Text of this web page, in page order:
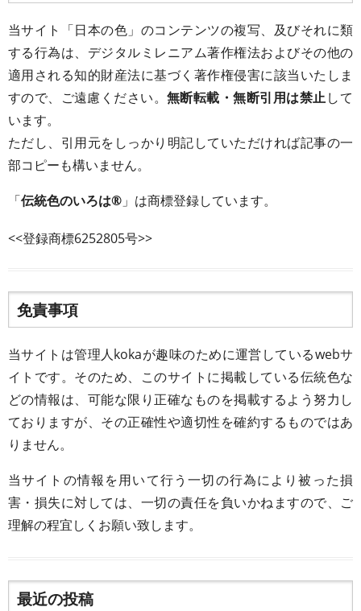
当サイト「日本の色」のコンテンツの複写、及びそれに類
する行為は、デジタルミレニアム著作権法およびその他の
適用される知的財産法に基づく著作権侵害に該当いたしま
すので、ご遠慮ください。 無断転載・無断引用は禁止して
います。
ただし、引用元をしっかり明記していただければ記事の一
部コピーも構いません。
「伝統色のいろは® 」は商標登録しています。
<<登録商標6252805号>>
免責事項
当サイトは管理人kokaが趣味のために運営しているwebサ
イトです。そのため、このサイトに掲載している伝統色な
どの情報は、可能な限り正確なものを掲載するよう努力し
ておりますが、その正確性や適切性を確約するものではあ
りません。
当サイトの情報を用いて行う一切の行為により被った損
害・損失に対しては、一切の責任を負いかねますので、ご
理解の程宜しくお願い致します。
最近の投稿